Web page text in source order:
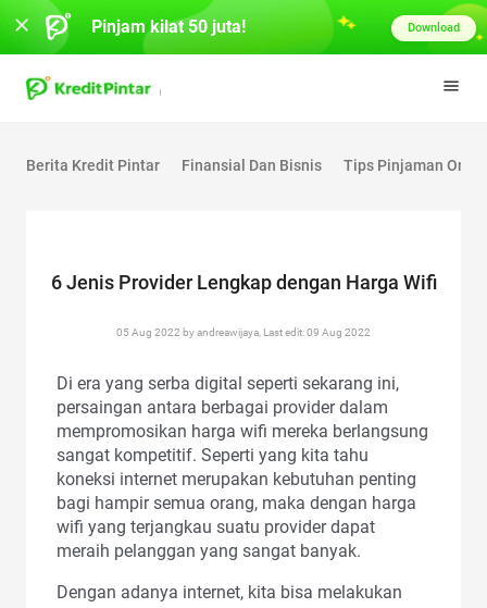
Berita Kredit Pintar Finansial Dan Bisnis Tips Pinjaman
6 Jenis Provider Lengkap dengan Harga Wifi
05 Aug 2022 by andreawijaya, Last edit: 09 Aug 2022
Di era yang serba digital seperti sekarang ini,
persaingan antara berbagai provider dalam
mempromosikan harga wifi mereka berlangsung
sangat kompetitif. Seperti yang kita tahu
koneksi internet merupakan kebutuhan penting
bagi hampir semua orang, maka dengan harga
wifi yang terjangkau suatu provider dapat
meraih pelanggan yang sangat banyak.
Dengan adanya internet, kita bisa melakukan
Pinjam kilat 50 juta! Download